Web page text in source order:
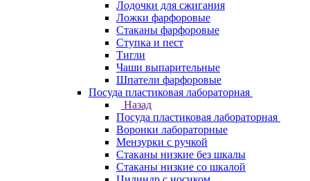
Лодочки для сжигания
Ложки фарфоровые
Стаканы фарфоровые
Ступка и пест
Тигли
Чаши выпарительные
Шпатели фарфоровые
Посуда пластиковая лабораторная
Назад
Посуда пластиковая лабораторная
Воронки лабораторные
Мензурки с ручкой
Стаканы низкие без шкалы
Стаканы низкие со шкалой